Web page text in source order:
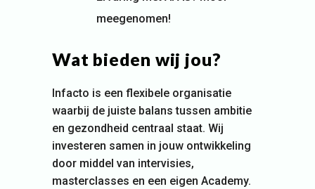
meegenomen!
Wat bieden wij jou?
Infacto is een flexibele organisatie
waarbij de juiste balans tussen ambitie
en gezondheid centraal staat. Wij
investeren samen in jouw ontwikkeling
door middel van intervisies,
masterclasses en een eigen Academy.